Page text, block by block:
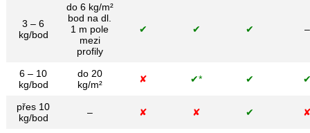
3 – 6
kg/bod
do 6 kg/m²
bod na dl.
1 m pole
mezi
profily
✔ ✔ ✔ –
6 – 10
kg/bod
do 20
kg/m²
✘ ✔* ✔
přes 10
kg/bod
– ✘ ✘ ✔